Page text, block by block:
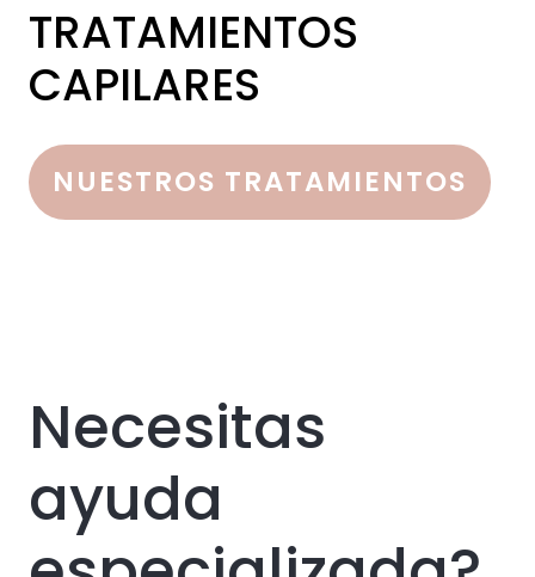
TRATAMIENTOS
CAPILARES
NUESTROS TRATAMIENTOS
Necesitas
ayuda